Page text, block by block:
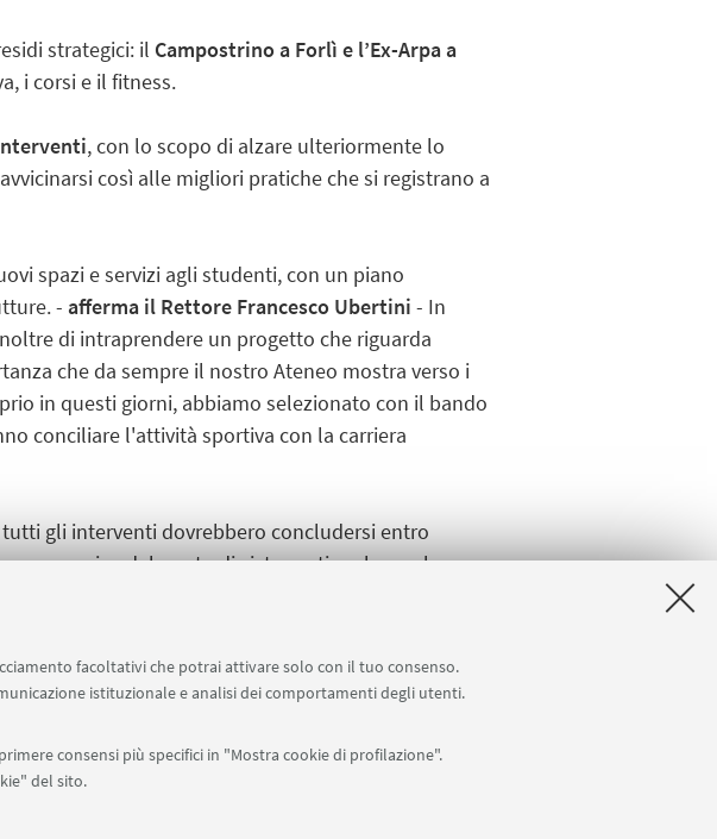
facoltativi che potrai attivare solo con il tuo consenso.
istituzionale e analisi dei comportamenti degli utenti.
consensi più specifici in "Mostra cookie di profilazione".
del sito.
strategici: il Campostrino a Forlì e l’Ex-Arpa a
i corsi e il fitness.
, con lo scopo di alzare ulteriormente lo
così alle migliori pratiche che si registrano a
spazi e servizi agli studenti, con un piano
-afferma il Rettore Francesco Ubertini - In
di intraprendere un progetto che riguarda
che da sempre il nostro Ateneo mostra verso i
in questi giorni, abbiamo selezionato con il bando
conciliare l'attività sportiva con la carriera
gli interventi dovrebbero concludersi entro
economico dal punto di vista gestionale, ma hanno
vuote e dunque la possibilità di realizzare interventi